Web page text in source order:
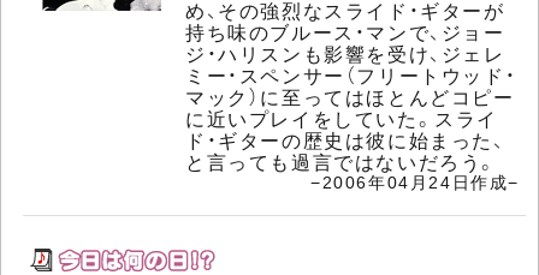
め、その強烈なスライド・ギターが
持ち味のブルース・マンで、ジョー
ジ・ハリスンも影響を受け、ジェレ
ミー・スペンサー（フリートウッド・
マック）に至ってはほとんどコピー
に近いプレイをしていた。スライ
ド・ギターの歴史は彼に始まった、
と言っても過言ではないだろう。
−2006年04月24日作成−